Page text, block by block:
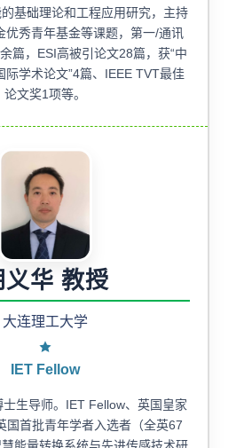
基础理论和工程应用研究，主持
优秀青年基金等课题，第一/通讯
篇，ESI高被引论文28篇，获“中
际学术论文”4篇、IEEE TVT最佳
论文奖1项等。
义华 教授
大连理工大学
IET Fellow
生导师。IET Fellow、英国皇家
国首批青年学者入选者（全英67